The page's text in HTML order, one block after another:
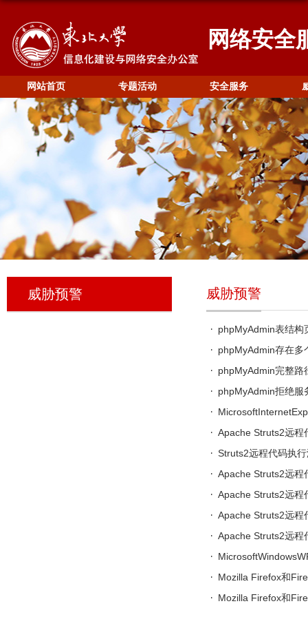
网络安全
网站首页 专题活动 安全服务
威胁预警 威胁预警
phpMyAdmin表结构
phpMyAdmin存在多
phpMyAdmin完整路
phpMyAdmin拒绝服
Apache Struts2远程
Struts2远程代码执
Apache Struts2远程
Apache Struts2远程
Apache Struts2远程
Apache Struts2远程
Mozilla Firefox和
Mozilla Firefox和